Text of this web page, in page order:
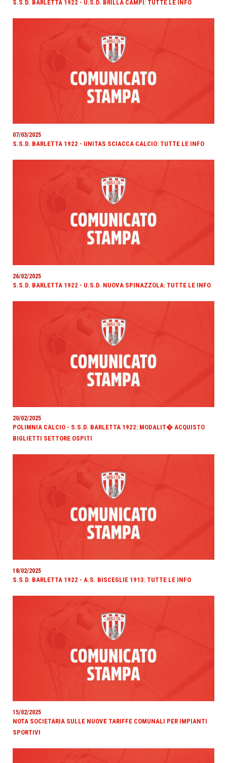
S.S.D. BARLETTA 1922 - U.S.D. BRILLA CAMPI: TUTTE LE INFO
07/03/2025
S.S.D. BARLETTA 1922 - UNITAS SCIACCA CALCIO: TUTTE LE INFO
26/02/2025
S.S.D. BARLETTA 1922 - U.S.D. NUOVA SPINAZZOLA: TUTTE LE INFO
20/02/2025
POLIMNIA CALCIO - S.S.D. BARLETTA 1922: MODALIT� ACQUISTO
BIGLIETTI SETTORE OSPITI
18/02/2025
S.S.D. BARLETTA 1922 - A.S. BISCEGLIE 1913: TUTTE LE INFO
15/02/2025
NOTA SOCIETARIA SULLE NUOVE TARIFFE COMUNALI PER IMPIANTI
SPORTIVI